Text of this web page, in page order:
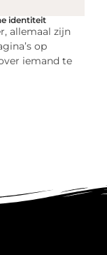
identiteit
allemaal zijn
op
iemand te